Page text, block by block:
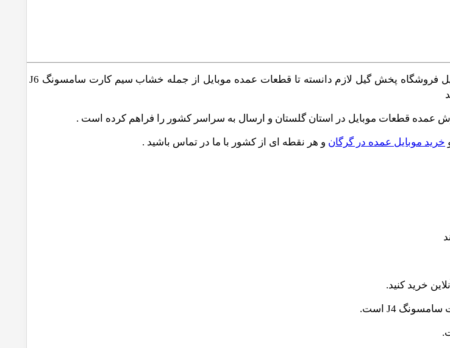
عمده قطعات موبایل در استان گلستان و ارسال به سراسر کشور را فراهم کرده است .
خرید موبایل عمده در گرگان و هر نقطه ای از کشور با ما در تماس باشید .
خرید کنید.